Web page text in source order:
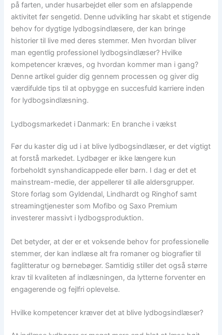
på farten, under husarbejdet eller som en afslappende
aktivitet før sengetid. Denne udvikling har skabt et stigende
behov for dygtige lydbogsindlæsere, der kan bringe
historier til live med deres stemmer. Men hvordan bliver
man egentlig professionel lydbogsindlæser? Hvilke
kompetencer kræves, og hvordan kommer man i gang?
Denne artikel guider dig gennem processen og giver dig
værdifulde tips til at opbygge en succesfuld karriere inden
for lydbogsindlæsning.
Lydbogsmarkedet i Danmark: En branche i vækst
Før du kaster dig ud i at blive lydbogsindlæser, er det vigtigt
at forstå markedet. Lydbøger er ikke længere kun
forbeholdt synshandicappede eller børn. I dag er det et
mainstream-medie, der appellerer til alle aldersgrupper.
Store forlag som Gyldendal, Lindhardt og Ringhof samt
streamingtjenester som Mofibo og Saxo Premium
investerer massivt i lydbogsproduktion.
Det betyder, at der er et voksende behov for professionelle
stemmer, der kan indlæse alt fra romaner og biografier til
faglitteratur og børnebøger. Samtidig stiller det også større
krav til kvaliteten af indlæsningen, da lytterne forventer en
engagerende og fejlfri oplevelse.
Hvilke kompetencer kræver det at blive lydbogsindlæser?